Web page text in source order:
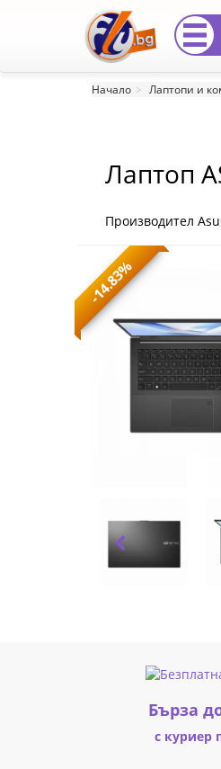
Лаптоп
|
Fly.bg
Начало Лаптопи и
Лаптоп
Производител
-14.83%
Бърза
с куриер